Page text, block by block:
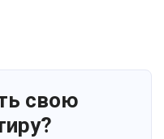
свою